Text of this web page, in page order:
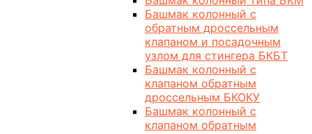
Башмак колонный с
обратным дроссельным
клапаном и посадочным
узлом для стингера БКБТ
Башмак колонный с
клапаном обратным
дроссельным БКОКУ
Башмак колонный с
клапаном обратным